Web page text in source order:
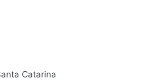
Catarina